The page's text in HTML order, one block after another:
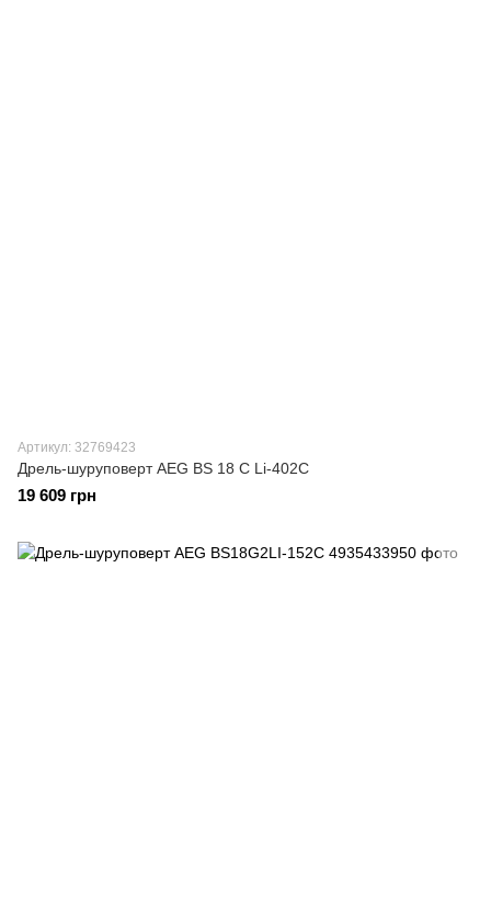
Артикул: 32769423
Дрель-шуруповерт AEG BS 18 C Li-402C
19 609 грн